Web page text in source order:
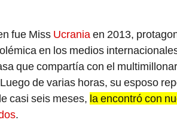
fue Miss Ucraniaen 2013,
en los medios
que compartía con el
de varias horas, su esposo
casi seis meses, la encontró con
.